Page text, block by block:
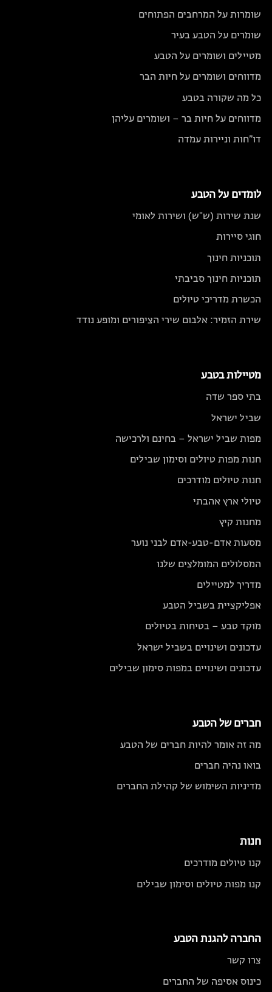
שומרות על המרחבים הפתוחים
שומרים על הטבע בעיר
מטיילים ושומרים על הטבע
מדווחים ושומרים על חיות הבר
כל מה שקורה בטבע
מדווחים על חיות בר – ושומרים עליהן
דו״חות וניירות עמדה
לומדים על הטבע
שנת שירות (ש"ש) ושירות לאומי
חוגי סיירות
תוכניות חינוך
תוכניות חינוך סביבתי
הכשרת מדריכי טיולים
שירת הזמיר: אלבום שירי הציפורים ומופע נודד
מטיילות בטבע
בתי ספר שדה
שביל ישראל
מפות שביל ישראל – בחינם ולרכישה
חנות מפות טיולים וסימון שבילים
חנות טיולים מודרכים
טיולי ארץ אהבתי
מחנות קיץ
מסעות אדם-טבע-אדם לבני נוער
המסלולים המומלצים שלנו
מדריך למטיילים
אפליקציית בשביל הטבע
מוקד טבע – בטיחות בטיולים
עדכונים ושינויים בשביל ישראל
עדכונים ושינויים במפות סימון שבילים
חברים של הטבע
מה זה אומר להיות חברים של הטבע
בואו נהיה חברים
מדיניות השימוש של קהילת החברים
חנות
קנו טיולים מודרכים
קנו מפות טיולים וסימון שבילים
החברה להגנת הטבע
צרו קשר
כינוס אסיפה של החברים